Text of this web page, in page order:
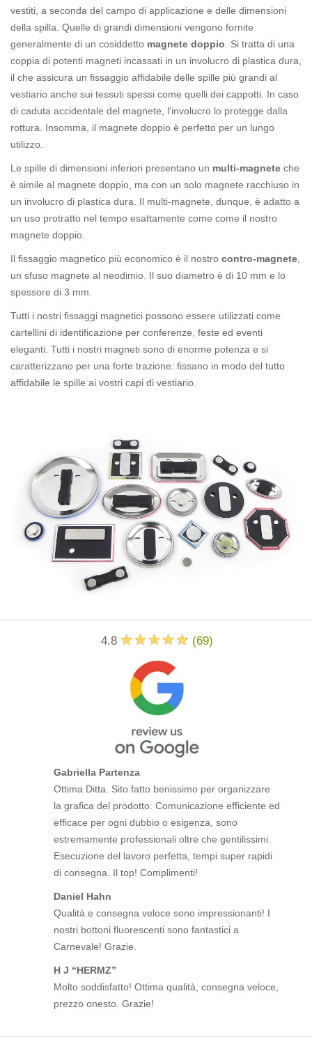
vestiti, a seconda del campo di applicazione e delle dimensioni
della spilla. Quelle di grandi dimensioni vengono fornite
generalmente di un cosiddetto magnete doppio . Si tratta di una
coppia di potenti magneti incassati in un involucro di plastica dura,
il che assicura un fissaggio affidabile delle spille più grandi al
vestiario anche sui tessuti spessi come quelli dei cappotti. In caso
di caduta accidentale del magnete, l'involucro lo protegge dalla
rottura. Insomma, il magnete doppio è perfetto per un lungo
utilizzo.
Le spille di dimensioni inferiori presentano un multi-magnete che
è simile al magnete doppio, ma con un solo magnete racchiuso in
un involucro di plastica dura. Il multi-magnete, dunque, è adatto a
un uso protratto nel tempo esattamente come come il nostro
magnete doppio.
Il fissaggio magnetico più economico è il nostro contro-magnete
un sfuso magnete al neodimio. Il suo diametro è di 10 mm e lo
spessore di 3 mm.
Tutti i nostri fissaggi magnetici possono essere utilizzati come
cartellini di identificazione per conferenze, feste ed eventi
eleganti. Tutti i nostri magneti sono di enorme potenza e si
caratterizzano per una forte trazione: fissano in modo del tutto
affidabile le spille ai vostri capi di vestiario.
4.8 (69)
Gabriella Partenza
Ottima Ditta. Sito fatto benissimo per organizzare
la grafica del prodotto. Comunicazione efficiente ed
efficace per ogni dubbio o esigenza, sono
estremamente professionali oltre che gentilissimi.
Esecuzione del lavoro perfetta, tempi super rapidi
di consegna. Il top! Complimenti!
Daniel Hahn
Qualità e consegna veloce sono impressionanti! I
nostri bottoni fluorescenti sono fantastici a
Carnevale! Grazie.
H J “HERMZ”
Molto soddisfatto! Ottima qualità, consegna veloce,
prezzo onesto. Grazie!